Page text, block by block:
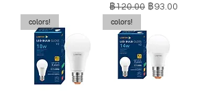
ราคาปกติ
฿120.00 ราคาขายลด
฿93.00
colors!
colors!